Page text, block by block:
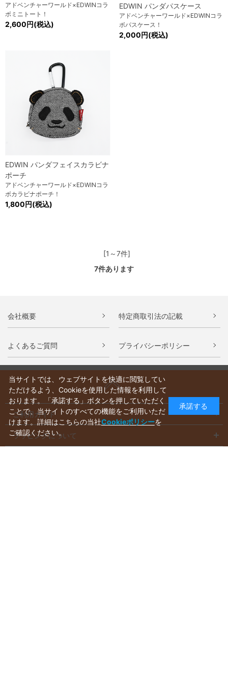
アドベンチャーワールド×EDWINコラ
ボミニトート！
2,600円(税込)
EDWIN パンダパスケース
アドベンチャーワールド×EDWINコラ
ボパスケース！
2,000円(税込)
EDWIN パンダフェイスカラビナ
ポーチ
アドベンチャーワールド×EDWINコラ
ボカラビナポーチ！
1,800円(税込)
[1～7件]
7件あります
会社概要 特定商取引法の記載
よくあるご質問 プライバシーポリシー
ご利用ガイド
ラッピングについて
当サイトでは、ウェブサイトを快適に閲覧してい
ただけるよう、Cookieを使用した情報を利用して
おります。「承諾する」ボタンを押していただく
ことで、当サイトのすべての機能をご利用いただ
けます。詳細はこちらの当社Cookieポリシーを
ご確認ください。
承諾する